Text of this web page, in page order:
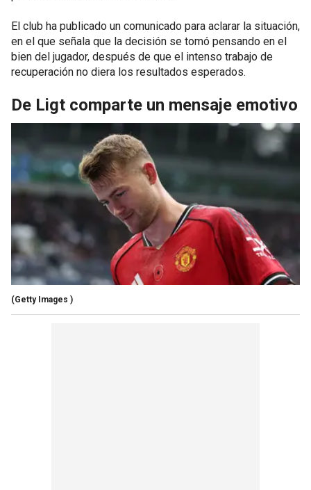
El club ha publicado un comunicado para aclarar la situación,
en el que señala que la decisión se tomó pensando en el
bien del jugador, después de que el intenso trabajo de
recuperación no diera los resultados esperados.
De Ligt comparte un mensaje emotivo
(Getty Images )